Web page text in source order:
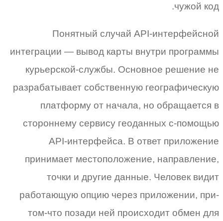
чужой код.
Понятный случай API-интерфейсной
интеграции — вывод карты внутри программы
курьерской-службы. Основное решение не
разрабатывает собственную географическую
платформу от начала, но обращается в
стороннему сервису геоданных с-помощью
API-интерфейса. В ответ приложение
принимает местоположение, направление,
точки и другие данные. Человек видит
работающую опцию через приложении, при-
том-что позади ней происходит обмен для